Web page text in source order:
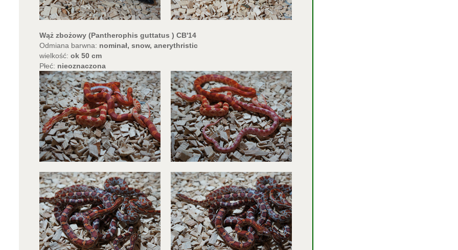
Wąż zbożowy (Pantherophis guttatus ) CB'14
Odmiana barwna: nominał, snow, anerythristic
wielkość: ok 50 cm
Płeć: nieoznaczona